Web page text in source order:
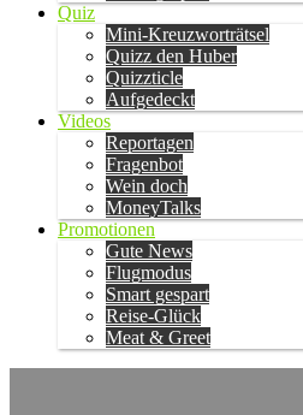
Quiz
Mini-Kreuzworträtsel
Quizz den Huber
Quizzticle
Aufgedeckt
Videos
Reportagen
Fragenbot
Wein doch
MoneyTalks
Promotionen
Gute News
Flugmodus
Smart gespart
Reise-Glück
Meat & Greet